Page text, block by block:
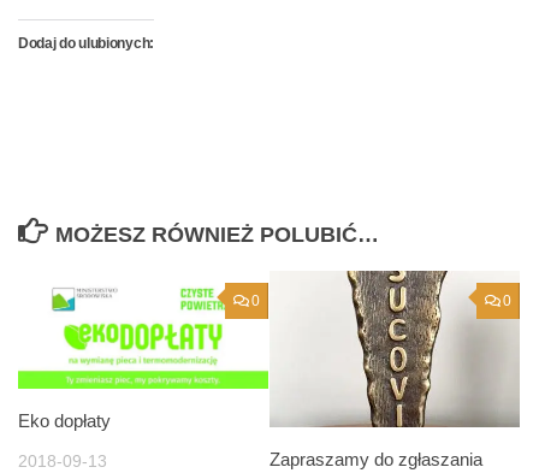
Dodaj do ulubionych:
MOŻESZ RÓWNIEŻ POLUBIĆ…
0
Eko dopłaty
2018-09-13
0
Zapraszamy do zgłaszania